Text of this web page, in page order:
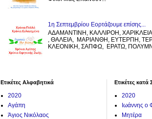
1η Σεπτεμβρίου Εορτάζουμε επίσης...
ΑΔΑΜΑΝΤΙΝΗ, ΚΑΛΛΙΡΟΗ,
, ΘΑΛΕΙΑ, ΜΑΡΙΑΝΘΗ, ΕΥΤΕΡΠΗ,
ΚΛΕΟΝΙΚΗ, ΣΑΠΦΩ, ΕΡΑΤΩ,
Ετικέτες Αλφαβητικά
2020
Αγάπη
Άγιος Νικόλαος
Ετικέτες κατά
2020
Ιωάννης ο
Μητέρα